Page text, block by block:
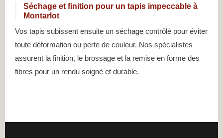
Séchage et finition pour un tapis impeccable à
Montarlot
Vos tapis subissent ensuite un séchage contrôlé pour éviter
toute déformation ou perte de couleur. Nos spécialistes
assurent la finition, le brossage et la remise en forme des
fibres pour un rendu soigné et durable.